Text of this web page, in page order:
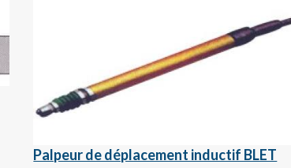
Palpeur de déplacement inductif BLET